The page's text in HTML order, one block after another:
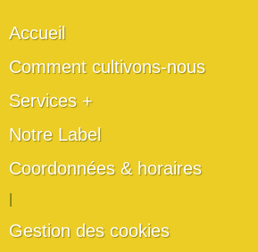
Accueil
Comment cultivons-nous
Services +
Notre Label
Coordonnées & horaires
Gestion des cookies